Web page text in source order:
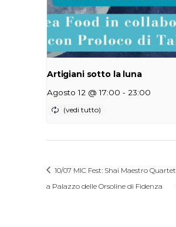
Artigiani sotto la luna
Agosto 12 @ 17:00 - 23:00
10/07 MIC Fest: Shai Maestro Quartet
a Palazzo delle Orsoline di Fidenza